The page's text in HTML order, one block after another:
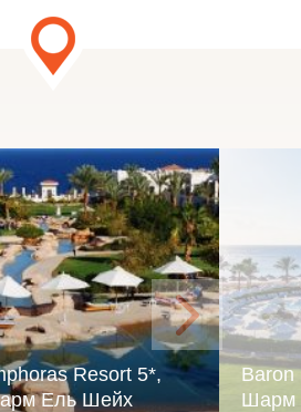
Resort 5*,
Ель Шейх
Baron
Шарм